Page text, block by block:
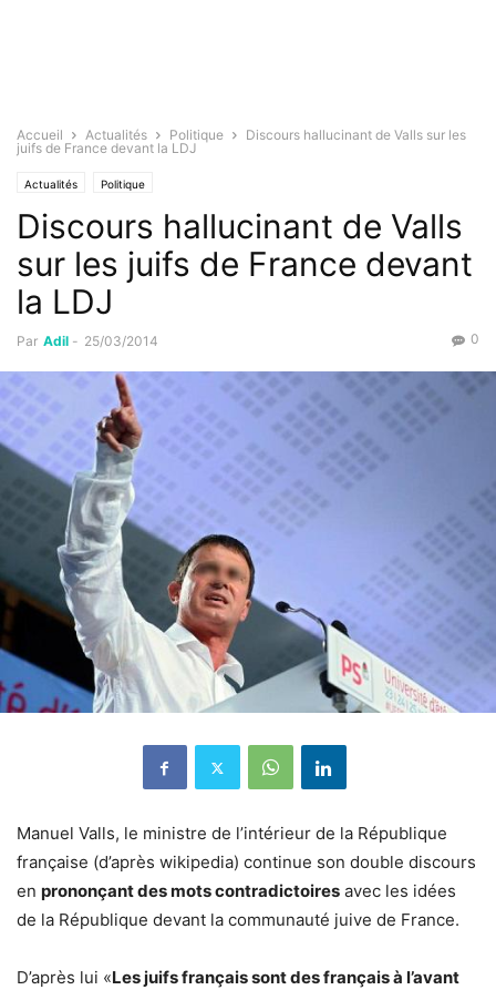
Accueil Actualités Politique
Discours hallucinant de Valls sur les
juifs de France devant la LDJ
Actualités Politique
Discours hallucinant de Valls
sur les juifs de France devant
la LDJ
Par Adil - 25/03/2014 0
Manuel Valls, le ministre de l’intérieur de la République
française (d’après wikipedia) continue son double discours
en prononçant des mots contradictoires avec les idées
de la République devant la communauté juive de France.
D’après lui «Les juifs français sont des français à l’avant